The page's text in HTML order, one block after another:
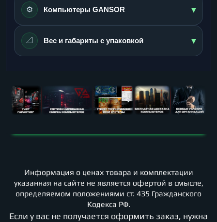
⚙️ Компьютеры GANSOR ▾
📐 Вес и габариты с упаковкой ▾
Информация о ценах товара и комплектации
указанная на сайте не является офертой в смысле,
определяемом положениями ст. 435 Гражданского
Кодекса РФ.
Если у вас не получается оформить заказ, нужна